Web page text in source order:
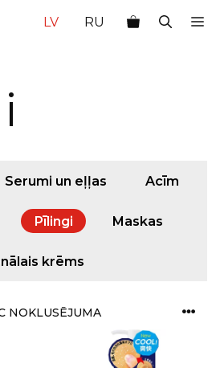
LV RU
Serumi un eļļas Acīm
Pīlingi Maskas
krēms